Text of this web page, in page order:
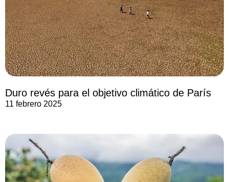
Duro revés para el objetivo climático de París
11 febrero 2025